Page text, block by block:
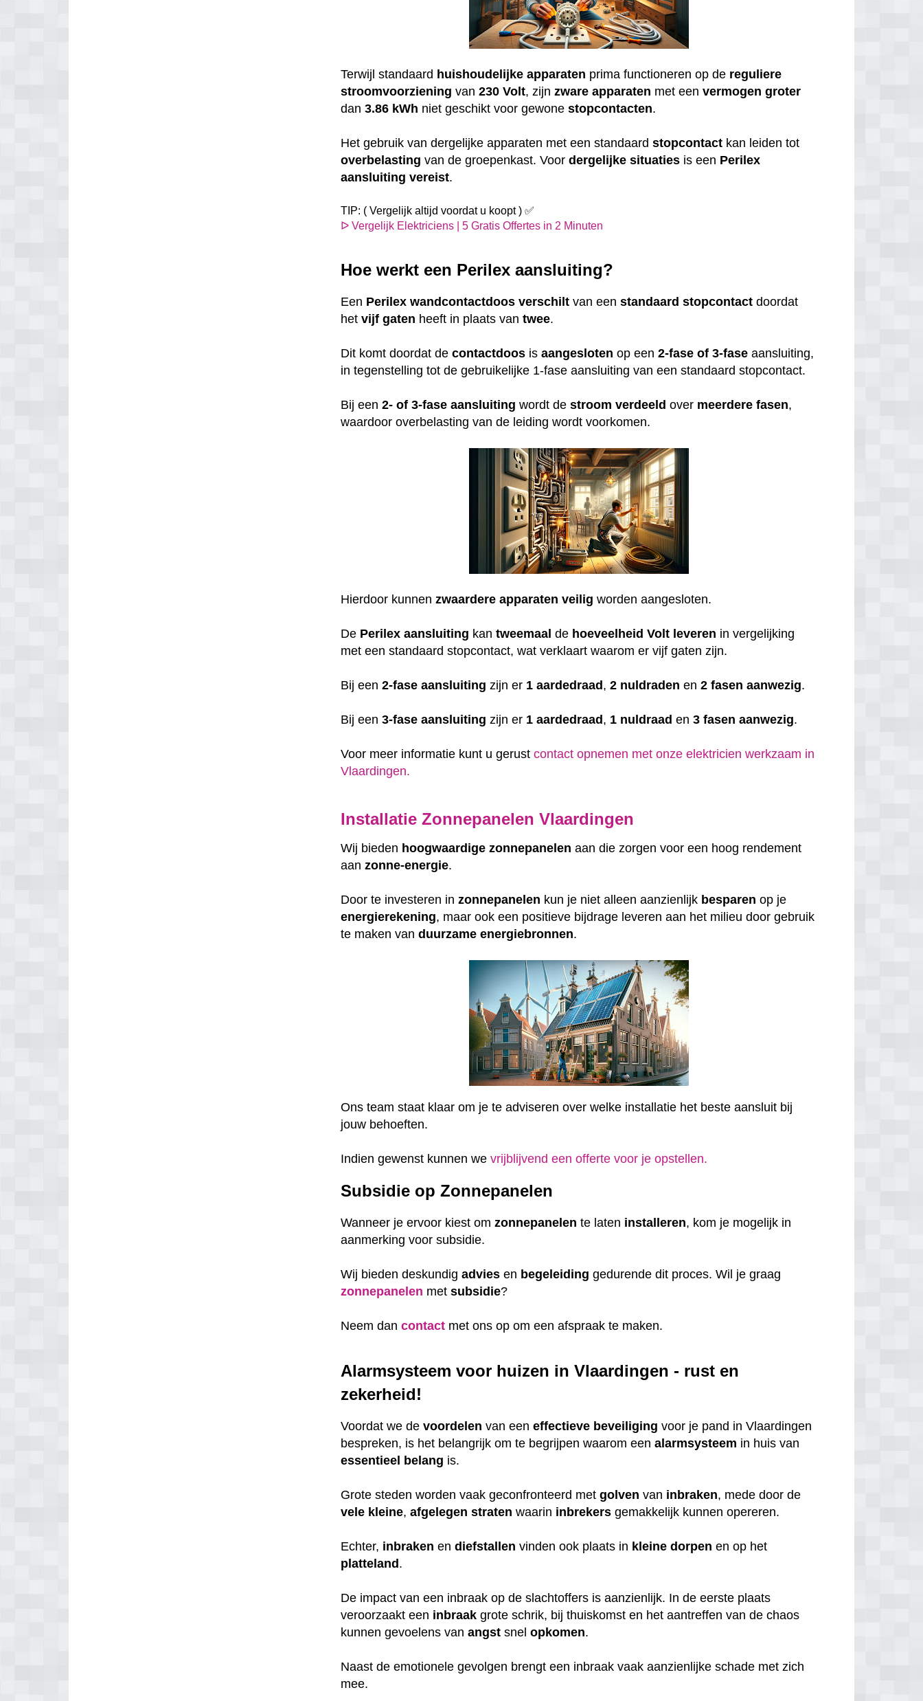
Terwijl standaard huishoudelijke apparaten prima functioneren op de reguliere
stroomvoorziening van230 Volt, zijnzware apparaten met eenvermogen groter
dan3.86 kWh niet geschikt voor gewonestopcontacten.
Het gebruik van dergelijke apparaten met een standaardstopcontact kan leiden tot
overbelasting van de groepenkast. Voordergelijke situaties is een Perilex
aansluiting vereist.
TIP: ( Vergelijk altijd voordat u koopt ) ✅
ᐅ Vergelijk Elektriciens | 5 Gratis Offertes in 2 Minuten
Hoe werkt een Perilex aansluiting?
Een Perilex wandcontactdoos verschilt van eenstandaard stopcontact doordat
het vijf gaten heeft in plaats vantwee.
Dit komt doordat decontactdoos isaangesloten op een2-fase of 3-fase aansluiting,
in tegenstelling tot de gebruikelijke 1-fase aansluiting van een standaard stopcontact.
Bij een2- of 3-fase aansluiting wordt destroom verdeeld over meerdere fasen,
waardoor overbelasting van de leiding wordt voorkomen.
Hierdoor kunnenzwaardere apparaten veilig worden aangesloten.
De Perilex aansluiting kantweemaal de hoeveelheid Volt leveren in vergelijking
met een standaard stopcontact, wat verklaart waarom er vijf gaten zijn.
Bij een2-fase aansluiting zijn er 1 aardedraad,2 nuldraden en2 fasen aanwezig.
Bij een3-fase aansluiting zijn er 1 aardedraad, 1 nuldraad en3 fasen aanwezig.
Voor meer informatie kunt u gerustcontact opnemen met onze elektricien werkzaam in
Vlaardingen.
Installatie Zonnepanelen Vlaardingen
Wij bieden hoogwaardige zonnepanelen aan die zorgen voor een hoog rendement
aanzonne-energie.
Door te investeren inzonnepanelen kun je niet alleen aanzienlijk besparen op je
energierekening, maar ook een positieve bijdrage leveren aan het milieu door gebruik
te maken vanduurzame energiebronnen.
Ons team staat klaar om je te adviseren over welke installatie het beste aansluit bij
jouw behoeften.
Indien gewenst kunnen wevrijblijvend een offerte voor je opstellen.
Subsidie op Zonnepanelen
Wanneer je ervoor kiest omzonnepanelen te laten installeren, kom je mogelijk in
aanmerking voor subsidie.
Wij bieden deskundigadvies en begeleiding gedurende dit proces. Wil je graag
zonnepanelen metsubsidie?
Neem dancontact met ons op om een afspraak te maken.
Alarmsysteem voor huizen in Vlaardingen - rust en
zekerheid!
Voordat we devoordelen van eeneffectieve beveiliging voor je pand in Vlaardingen
bespreken, is het belangrijk om te begrijpen waarom eenalarmsysteem in huis van
essentieel belang is.
Grote steden worden vaak geconfronteerd metgolven van inbraken, mede door de
vele kleine,afgelegen straten waarin inbrekers gemakkelijk kunnen opereren.
Echter, inbraken endiefstallen vinden ook plaats in kleine dorpen en op het
platteland.
De impact van een inbraak op de slachtoffers is aanzienlijk. In de eerste plaats
veroorzaakt een inbraak grote schrik, bij thuiskomst en het aantreffen van de chaos
kunnen gevoelens vanangst snelopkomen.
Naast de emotionele gevolgen brengt een inbraak vaak aanzienlijke schade met zich
mee.